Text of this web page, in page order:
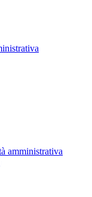
amministrativa